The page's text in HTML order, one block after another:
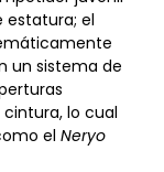
estatura; el
un sistema de
cintura, lo cual
el Neryo